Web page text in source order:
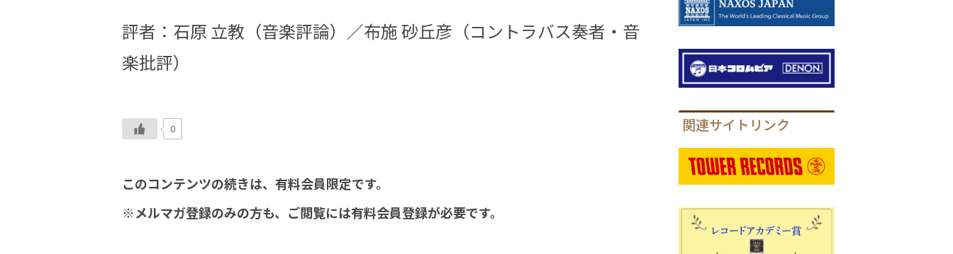
評者： 石原 立教（音楽評論）／布施 砂丘彦（コントラバス奏者・音
楽批評）
0
このコンテンツの続きは、有料会員限定です。
※メルマガ登録のみの方も、ご閲覧には有料会員登録が必要です。
関連サイトリンク